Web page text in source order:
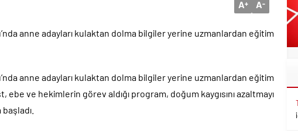
A+ A-
anne adayları kulaktan dolma bilgiler yerine uzmanlardan eğitim
anne adayları kulaktan dolma bilgiler yerine uzmanlardan eğitim
ve hekimlerin görev aldığı program, doğum kaygısını azaltmayı